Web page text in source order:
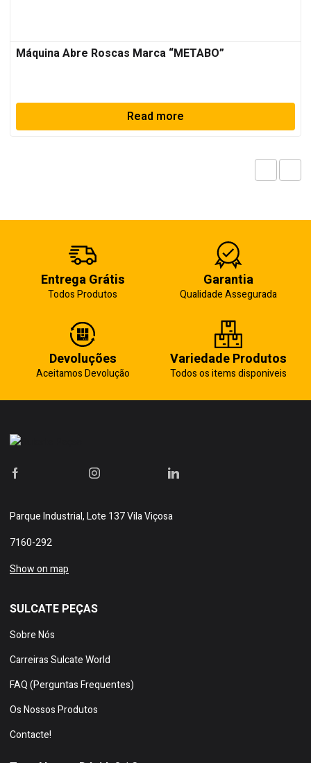
Máquina Abre Roscas Marca “METABO”
Read more
Entrega Grátis
Todos Produtos
Garantia
Qualidade Assegurada
Devoluções
Aceitamos Devolução
Variedade Produtos
Todos os items disponiveis
Parque Industrial, Lote 137 Vila Viçosa
7160-292
Show on map
SULCATE PEÇAS
Sobre Nós
Carreiras Sulcate World
FAQ (Perguntas Frequentes)
Os Nossos Produtos
Contacte!